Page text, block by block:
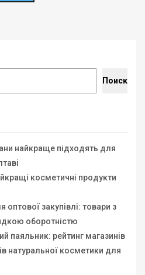
Поиск
найкраще підходять для
косметичні продукти
закупівлі: товари з
оборотністю
паяльник: рейтинг магазинів
натуральної косметики для